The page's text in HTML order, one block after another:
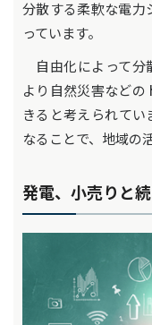
分散する柔軟な電力
っています。
自由化によって分
より自然災害など
きると考えられて
なることで、地域の
発電、小売りと